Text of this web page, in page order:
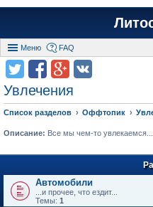
Меню FAQ
Увлечения
Список разделов Оффтопик
Описание: Все мы чем-то увлекаемся...
Автомобили
...и прочее, что ездит...
Темы: 1